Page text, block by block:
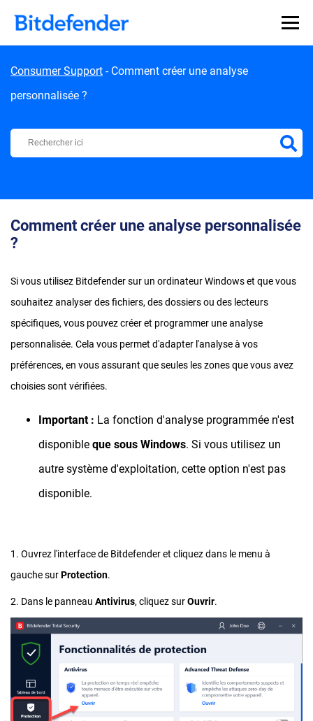
Consumer Support - Comment créer une analyse
personnalisée ?
Centre d'Assistance Bitdefender
Comment créer une analyse personnalisée
?
Si vous utilisez Bitdefender sur un ordinateur Windows et que vous
souhaitez analyser des fichiers, des dossiers ou des lecteurs
spécifiques, vous pouvez créer et programmer une analyse
personnalisée. Cela vous permet d'adapter l'analyse à vos
préférences, en vous assurant que seules les zones que vous avez
choisies sont vérifiées.
Important : La fonction d'analyse programmée n'est
disponible que sous Windows. Si vous utilisez un
autre système d'exploitation, cette option n'est pas
disponible.
1. Ouvrez l'interface de Bitdefender et cliquez dans le menu à
gauche surProtection.
2. Dans le panneau Antivirus, cliquez surOuvrir.